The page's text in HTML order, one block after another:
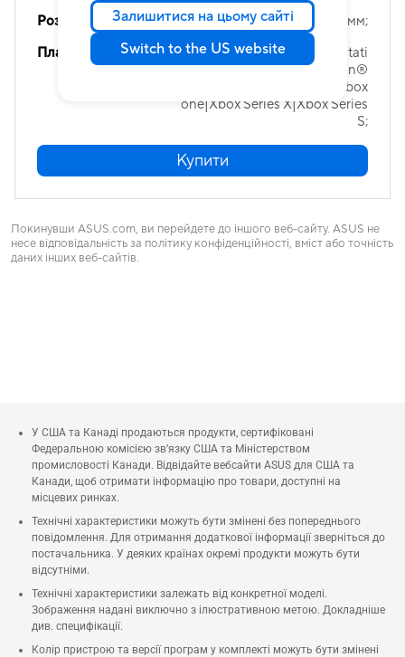
Залишитися на цьому сайті
Switch to the US website
Роз’єм
Роз’єм:3,5 мм;
Платформи
Платформи:PC|MAC|PlayStati
on® 4|PlayStation®
5|Nintendo Switch|Xbox
one|Xbox Series X|Xbox Series
S;
Купити
Покинувши ASUS.com, ви перейдете до іншого веб-сайту. ASUS не
несе відповідальність за політику конфіденційності, вміст або точність
даних інших веб-сайтів.
У США та Канаді продаються продукти, сертифіковані
Федеральною комісією зв’язку США та Міністерством
промисловості Канади. Відвідайте вебсайти ASUS для США та
Канади, щоб отримати інформацію про товари, доступні на
місцевих ринках.
Технічні характеристики можуть бути змінені без попереднього
повідомлення. Для отримання додаткової інформації зверніться до
постачальника. У деяких країнах окремі продукти можуть бути
відсутніми.
Технічні характеристики залежать від конкретної моделі.
Зображення надані виключно з ілюстративною метою. Докладніше
див. специфікації.
Колір пристрою та версії програм у комплекті можуть бути змінені